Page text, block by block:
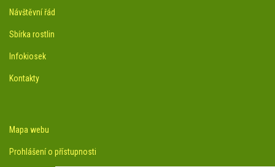
Návštěvní řád
Sbírka rostlin
Infokiosek
Kontakty
Mapa webu
Prohlášení o přístupnosti